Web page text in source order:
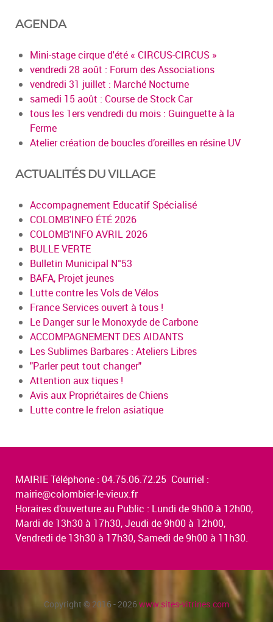
AGENDA
Mini-stage cirque d'été « CIRCUS-CIRCUS »
vendredi 28 août : Forum des Associations
vendredi 31 juillet : Marché Nocturne
samedi 15 août : Course de Stock Car
tous les 1ers vendredi du mois : Guinguette à la
Ferme
Atelier création de boucles d’oreilles en résine UV
ACTUALITÉS DU VILLAGE
Accompagnement Educatif Spécialisé
COLOMB'INFO ÉTÉ 2026
COLOMB'INFO AVRIL 2026
BULLE VERTE
Bulletin Municipal N°53
BAFA, Projet jeunes
Lutte contre les Vols de Vélos
France Services ouvert à tous !
Le Danger sur le Monoxyde de Carbone
ACCOMPAGNEMENT DES AIDANTS
Les Sublimes Barbares : Ateliers Libres
"Parler peut tout changer"
Attention aux tiques !
Avis aux Propriétaires de Chiens
Lutte contre le frelon asiatique
MAIRIE Téléphone : 04.75.06.72.25 Courriel :
mairie@colombier-le-vieux.fr
Horaires d’ouverture au Public : Lundi de 9h00 à 12h00,
Mardi de 13h30 à 17h30, Jeudi de 9h00 à 12h00,
Vendredi de 13h30 à 17h30, Samedi de 9h00 à 11h30.
Copyright © 2016 - 2026www.sites-vitrines.com